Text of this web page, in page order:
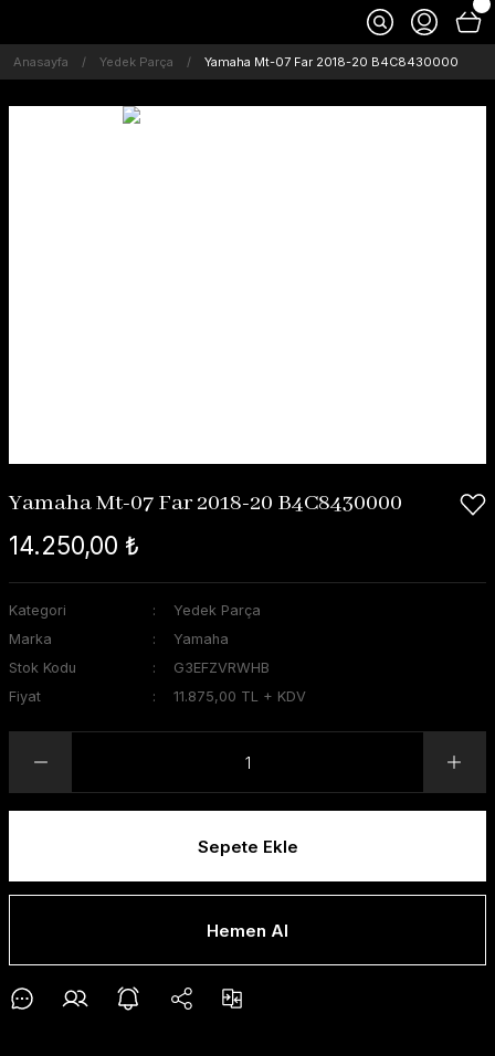
Anasayfa Yedek Parça Yamaha Mt-07 Far 2018-20 B4C8430000
Yamaha Mt-07 Far 2018-20 B4C8430000
14.250,00 ₺
Kategori
Yedek Parça
Marka
Yamaha
Stok Kodu
G3EFZVRWHB
Fiyat
11.875,00 TL + KDV
Sepete Ekle
Hemen Al